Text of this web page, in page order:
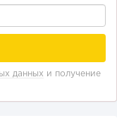
данных и получение